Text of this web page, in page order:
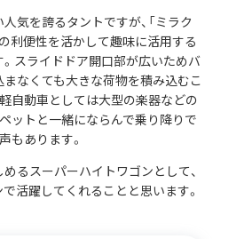
気を誇るタントですが、「ミラク
利便性を活かして趣味に活用する
スライドドア開口部が広いためバ
なくても大きな荷物を積み込むこ
自動車としては大型の楽器などの
ットと一緒にならんで乗り降りで
もあります。
るスーパーハイトワゴンとして、
活躍してくれることと思います。